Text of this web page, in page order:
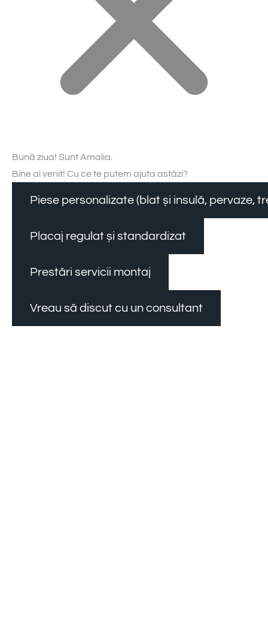
Bună ziua! Sunt Amalia.
Bine ai venit! Cu ce te putem ajuta astăzi?
Piese personalizate (blat și insulă, pervaze,
Placaj regulat și standardizat
Prestări servicii montaj
Vreau să discut cu un consultant